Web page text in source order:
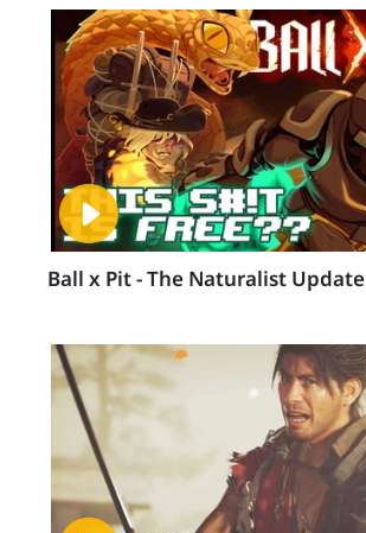
Ball x Pit - The Naturalist Update